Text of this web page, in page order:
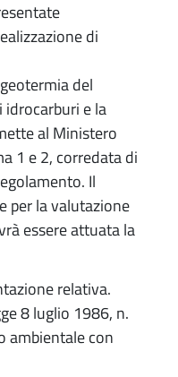
di
del
e la
al Ministero
1 e 2, corredata di
Il
per la valutazione
essere attuata la
relativa.
8 luglio 1986, n.
ambientale con